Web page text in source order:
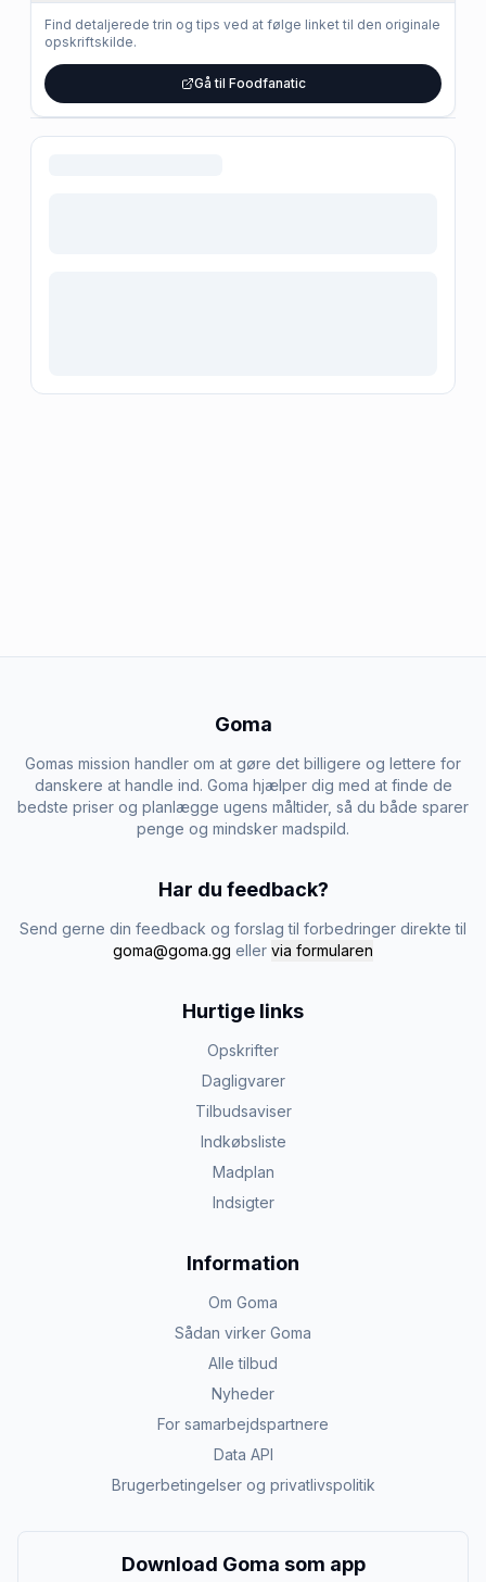
Find detaljerede trin og tips ved at følge linket til den originale
opskriftskilde.
Gå til Foodfanatic
Goma
Gomas mission handler om at gøre det billigere og lettere for
danskere at handle ind. Goma hjælper dig med at finde de
bedste priser og planlægge ugens måltider, så du både sparer
penge og mindsker madspild.
Har du feedback?
Send gerne din feedback og forslag til forbedringer direkte til
goma@goma.gg eller via formularen
Hurtige links
Opskrifter
Dagligvarer
Tilbudsaviser
Indkøbsliste
Madplan
Indsigter
Information
Om Goma
Sådan virker Goma
Alle tilbud
Nyheder
For samarbejdspartnere
Data API
Brugerbetingelser og privatlivspolitik
Download Goma som app